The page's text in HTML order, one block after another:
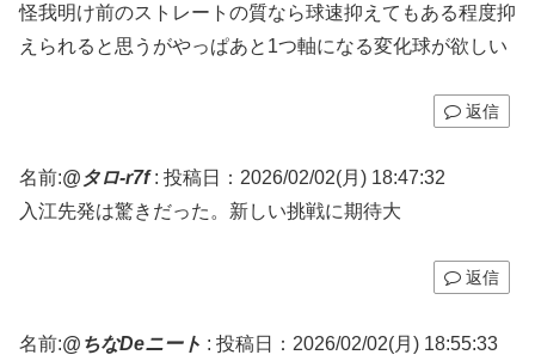
怪我明け前のストレートの質なら球速抑えてもある程度抑
えられると思うがやっぱあと1つ軸になる変化球が欲しい
返信
名前:@タロ-r7f: 投稿日：2026/02/02(月) 18:47:32
入江先発は驚きだった。新しい挑戦に期待大
返信
名前:@ちなDeニート : 投稿日：2026/02/02(月) 18:55:33